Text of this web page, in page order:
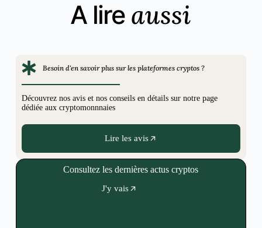
A lire aussi
Besoin d'en savoir plus sur les plateformes cryptos ?
Découvrez nos avis et nos conseils en détails sur notre page
dédiée aux cryptomonnnaies
Lire les avis
Consultez les dernières actus cryptos
J'y vais